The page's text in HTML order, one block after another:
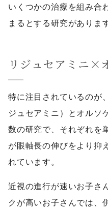
いくつかの治療を組み合
まるとする研究がありま
リジュセアミニ×
特に注目されているのが
ジュセアミニ）とオルソ
数の研究で、それぞれを
が眼軸長の伸びをより抑
れています。
近視の進行が速いお子さ
クが高いお子さんでは、